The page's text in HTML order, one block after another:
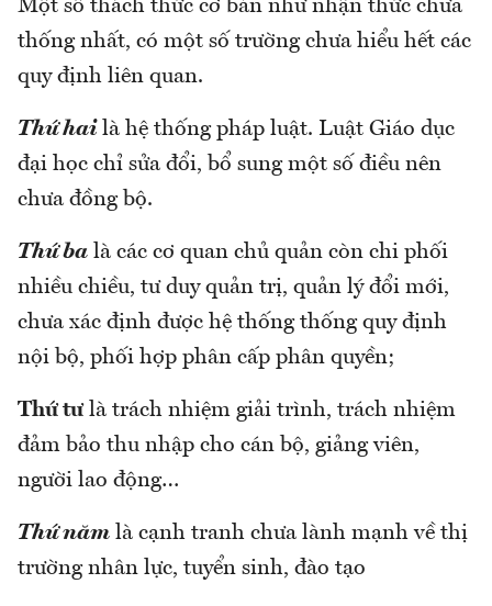
Một số thách thức cơ bản như nhận thức chưa
thống nhất, có một số trường chưa hiểu hết các
quy định liên quan.
Thứ hai là hệ thống pháp luật. Luật Giáo dục
đại học chỉ sửa đổi, bổ sung một số điều nên
chưa đồng bộ.
Thứ ba là các cơ quan chủ quản còn chi phối
nhiều chiều, tư duy quản trị, quản lý đổi mới,
chưa xác định được hệ thống thống quy định
nội bộ, phối hợp phân cấp phân quyền;
Thứ tưlà trách nhiệm giải trình, trách nhiệm
đảm bảo thu nhập cho cán bộ, giảng viên,
người lao động…
Thứ năm là cạnh tranh chưa lành mạnh về thị
trường nhân lực, tuyển sinh, đào tạo